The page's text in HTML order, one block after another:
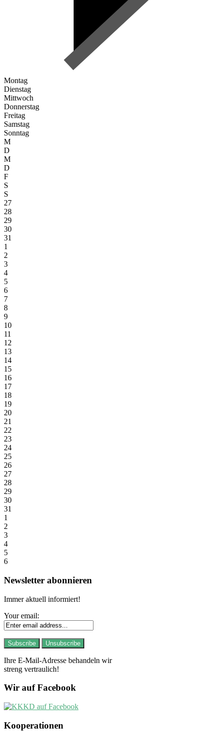
Montag
Dienstag
Mittwoch
Donnerstag
Freitag
Samstag
Sonntag
M
D
M
D
F
S
S
27
28
29
30
31
1
2
3
4
5
6
7
8
9
10
11
12
13
14
15
16
17
18
19
20
21
22
23
24
25
26
27
28
29
30
31
1
2
3
4
5
6
Newsletter abonnieren
Immer aktuell informiert!
Your email:
Ihre E-Mail-Adresse behandeln wir
streng vertraulich!
Wir auf Facebook
Kooperationen